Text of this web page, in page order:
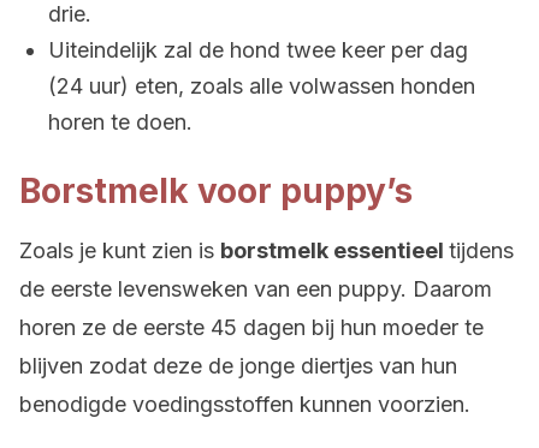
drie.
Uiteindelijk zal de hond twee keer per dag
(24 uur) eten, zoals alle volwassen honden
horen te doen.
Borstmelk voor puppy’s
Zoals je kunt zien is borstmelk essentieel tijdens
de eerste levensweken van een puppy. Daarom
horen ze de eerste 45 dagen bij hun moeder te
blijven zodat deze de jonge diertjes van hun
benodigde voedingsstoffen kunnen voorzien.